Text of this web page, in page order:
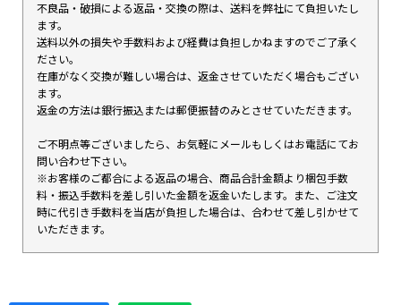
不良品・破損による返品・交換の際は、送料を弊社にて負担いたし
ます。
送料以外の損失や手数料および経費は負担しかねますのでご了承く
ださい。
在庫がなく交換が難しい場合は、返金させていただく場合もござい
ます。
返金の方法は銀行振込または郵便振替のみとさせていただきます。
ご不明点等ございましたら、お気軽にメールもしくはお電話にてお
問い合わせ下さい。
※お客様のご都合による返品の場合、商品合計金額より梱包手数
料・振込手数料を差し引いた金額を返金いたします。また、ご注文
時に代引き手数料を当店が負担した場合は、合わせて差し引かせて
いただきます。